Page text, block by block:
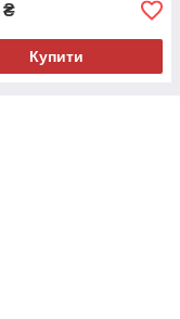
₴
Купити